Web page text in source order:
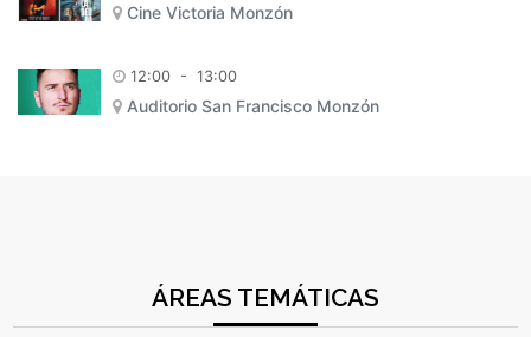
Cine Victoria Monzón
12:00 - 13:00
Auditorio San Francisco Monzón
ÁREAS TEMÁTICAS